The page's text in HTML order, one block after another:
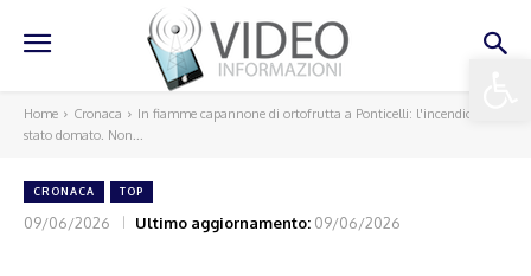
Home Cronaca
In fiamme capannone di ortofrutta a Ponticelli: l'incendio è
stato domato. Non...
CRONACA TOP
09/06/2026 Ultimo aggiornamento: 09/06/2026